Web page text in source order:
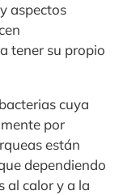
aspectos
tener su propio
cuya
por
están
dependiendo
al calor y a la